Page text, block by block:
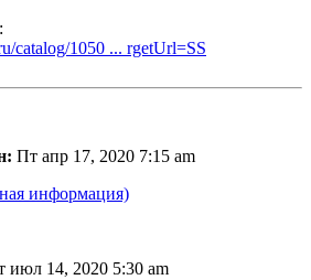
catalog/1050 ... rgetUrl=SS
Пт апр 17, 2020 7:15 am
информация)
июл 14, 2020 5:30 am